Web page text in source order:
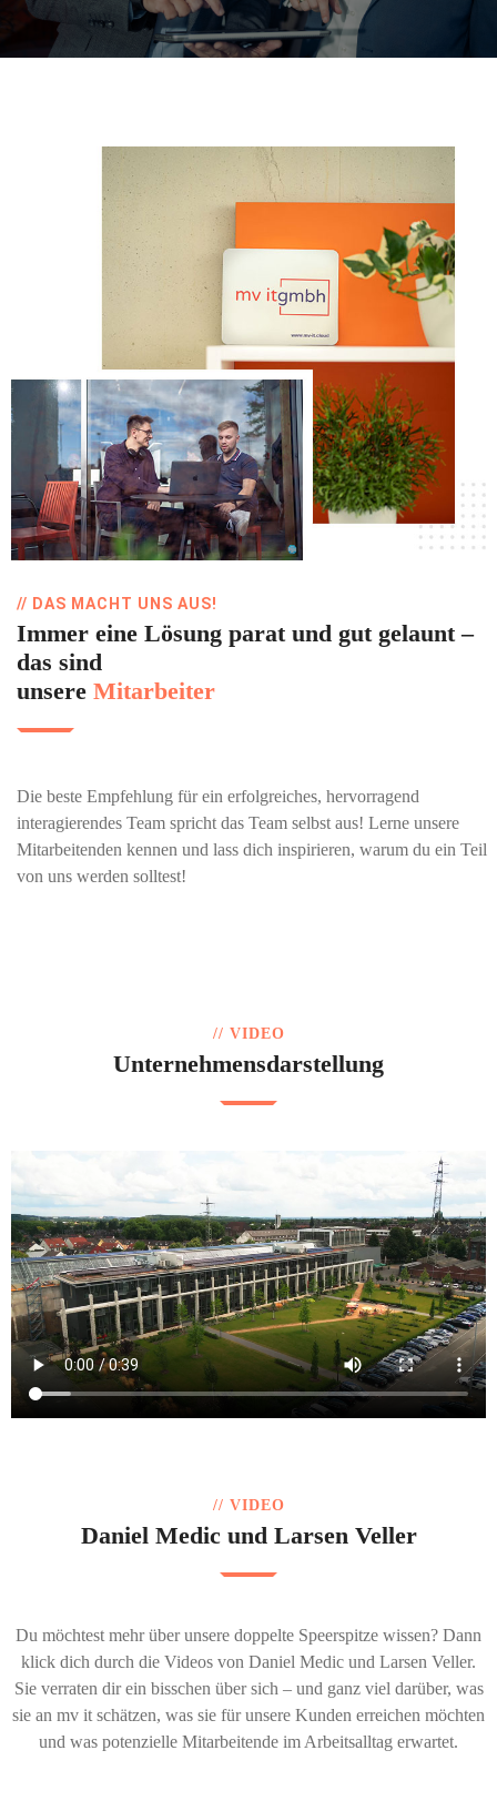
// DAS MACHT UNS AUS!
Immer eine Lösung parat und gut gelaunt –
das sind
unsere Mitarbeiter
Die beste Empfehlung für ein erfolgreiches, hervorragend
interagierendes Team spricht das Team selbst aus! Lerne unsere
Mitarbeitenden kennen und lass dich inspirieren, warum du ein Teil
von uns werden solltest!
// VIDEO
Unternehmensdarstellung
// VIDEO
Daniel Medic und Larsen Veller
Du möchtest mehr über unsere doppelte Speerspitze wissen? Dann
klick dich durch die Videos von Daniel Medic und Larsen Veller.
Sie verraten dir ein bisschen über sich – und ganz viel darüber, was
sie an mv it schätzen, was sie für unsere Kunden erreichen möchten
und was potenzielle Mitarbeitende im Arbeitsalltag erwartet.